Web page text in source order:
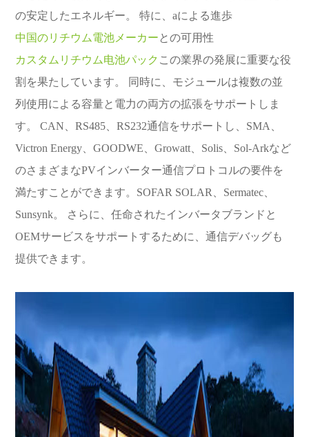
の安定したエネルギー。 特に、aによる進歩
中国のリチウム電池メーカー との可用性
カスタムリチウム电池パック この業界の発展に重要な役
割を果たしています。 同時に、モジュールは複数の並
列使用による容量と電力の両方の拡張をサポートしま
す。 CAN、RS485、RS232通信をサポートし、SMA、
Victron Energy、GOODWE、Growatt、Solis、Sol-Arkなど
のさまざまなPVインバーター通信プロトコルの要件を
満たすことができます。SOFAR SOLAR、Sermatec、
Sunsynk。 さらに、任命されたインバータブランドと
OEMサービスをサポートするために、通信デバッグも
提供できます。